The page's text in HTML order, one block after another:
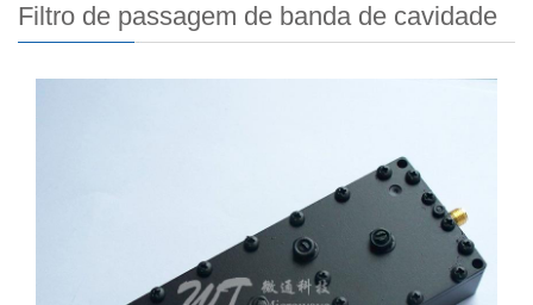
Filtro de passagem de banda de cavidade